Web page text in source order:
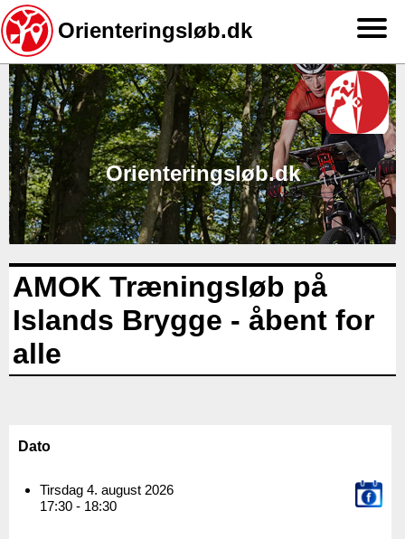
Gå
til
hovedindhold
Orienteringsløb.dk
Orienteringsløb.dk
AMOK Træningsløb på
Islands Brygge - åbent for
alle
Dato
Tirsdag 4. august 2026
17:30 - 18:30